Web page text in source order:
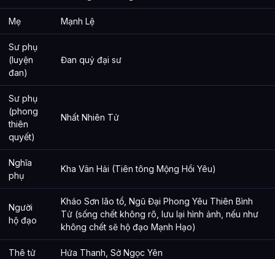
Mẹ Mạnh Lệ
Sư phụ
(luyện
đan)
Đan quỷ đại sư
Sư phụ
(phong
thiên
quyết)
Nhất Nhiên Tử
Nghĩa
phụ
Kha Vân Hải (Tiên tông Mộng Hồi Yêu)
Người
hộ đạo
Kháo Sơn lão tổ, Ngũ Đại Phong Yêu Thiên Bình
Tử (sống chết không rõ, lưu lại hình ảnh, nếu như
không chết sẽ hộ đạo Mạnh Hạo)
Thê tử Hứa Thanh, Sở Ngọc Yên